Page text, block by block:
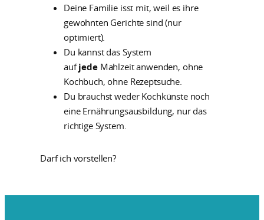
Deine Familie isst mit, weil es ihre
gewohnten Gerichte sind (nur
optimiert).
Du kannst das System
aufjedeMahlzeit anwenden, ohne
Kochbuch, ohne Rezeptsuche.
Du brauchst weder Kochkünste noch
eine Ernährungsausbildung, nur das
richtige System.
Darf ich vorstellen?